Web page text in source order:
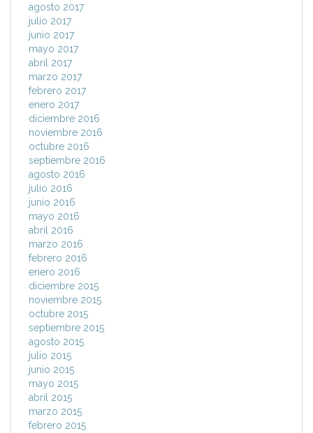
agosto 2017
julio 2017
junio 2017
mayo 2017
abril 2017
marzo 2017
febrero 2017
enero 2017
diciembre 2016
noviembre 2016
octubre 2016
septiembre 2016
agosto 2016
julio 2016
junio 2016
mayo 2016
abril 2016
marzo 2016
febrero 2016
enero 2016
diciembre 2015
noviembre 2015
octubre 2015
septiembre 2015
agosto 2015
julio 2015
junio 2015
mayo 2015
abril 2015
marzo 2015
febrero 2015